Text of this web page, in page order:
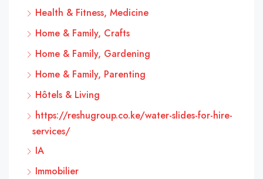
Health & Fitness, Medicine
Home & Family, Crafts
Home & Family, Gardening
Home & Family, Parenting
Hôtels & Living
https://reshugroup.co.ke/water-slides-for-hire-
services/
IA
Immobilier